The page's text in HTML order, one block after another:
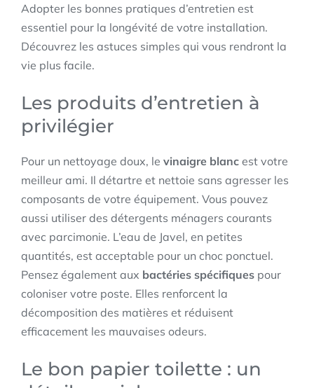
Adopter les bonnes pratiques d’entretien est
essentiel pour la longévité de votre installation.
Découvrez les astuces simples qui vous rendront la
vie plus facile.
Les produits d’entretien à
privilégier
Pour un nettoyage doux, le vinaigre blanc est votre
meilleur ami. Il détartre et nettoie sans agresser les
composants de votre équipement. Vous pouvez
aussi utiliser des détergents ménagers courants
avec parcimonie. L’eau de Javel, en petites
quantités, est acceptable pour un choc ponctuel.
Pensez également aux bactéries spécifiques pour
coloniser votre poste. Elles renforcent la
décomposition des matières et réduisent
efficacement les mauvaises odeurs.
Le bon papier toilette : un